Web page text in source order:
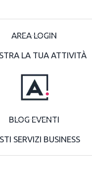
AREA LOGIN
LA TUA ATTIVITÀ
BLOG EVENTI
SERVIZI BUSINESS